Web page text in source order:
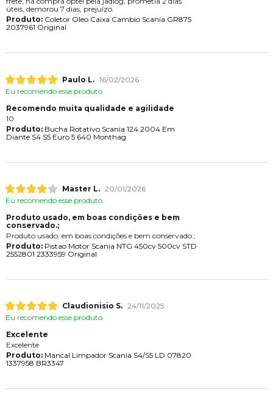
úteis, demorou 7 dias, prejuízo.
Produto:Coletor Oleo Caixa Cambio Scania GR875
2037961 Original
Paulo L. 16/02/2026
Eu recomendo esse produto.
Recomendo muita qualidade e agilidade
10
Produto:Bucha Rotativo Scania 124 2004 Em
Diante S4 S5 Euro 5 640 Monthag
Master L. 20/01/2026
Eu recomendo esse produto.
Produto usado, em boas condições e bem
conservado.;
Produto usado, em boas condições e bem conservado.;
Produto:Pistao Motor Scania NTG 450cv 500cv STD
2552801 2333959 Original
Claudionisio S. 24/11/2025
Eu recomendo esse produto.
Excelente
Excelente
Produto:Mancal Limpador Scania S4/S5 LD 07820
1337958 BR3347